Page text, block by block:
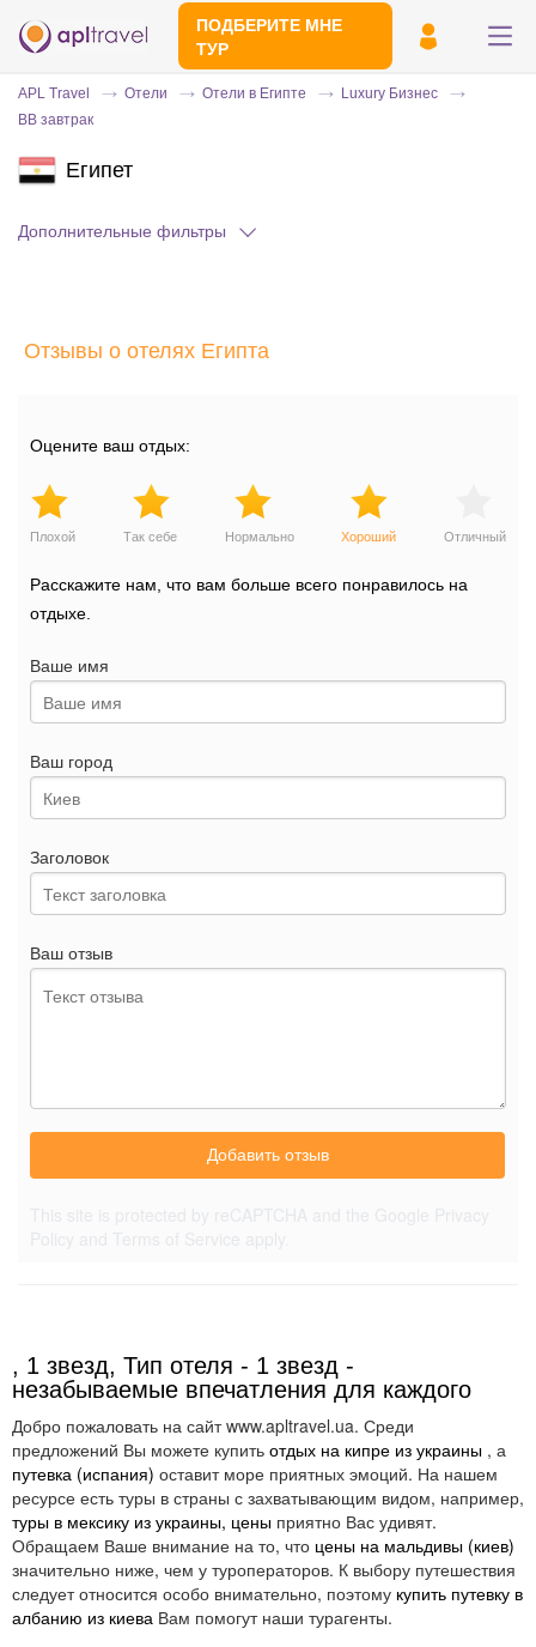
ПОДБЕРИТЕ МНЕ
ТУР
APL Travel Отели Отели в Египте
Luxury Бизнес
BB завтрак
Египет
Дополнительные фильтры
Отзывы о отелях Египта
Оцените ваш отдых:
Плохой Так себе Нормально Хороший Отличный
Расскажите нам, что вам больше всего понравилось на
отдыхе.
Ваше имя
Ваш город
Заголовок
Ваш отзыв
Добавить отзыв
, 1 звезд, Тип отеля - 1 звезд -
незабываемые впечатления для каждого
Добро пожаловать на сайт www.apltravel.ua. Среди
предложений Вы можете купить отдых на кипре из украины , а
путевка (испания) оставит море приятных эмоций. На нашем
ресурсе есть туры в страны с захватывающим видом, например,
туры в мексику из украины, цены приятно Вас удивят.
Обращаем Ваше внимание на то, что цены на мальдивы (киев)
значительно ниже, чем у туроператоров. К выбору путешествия
следует относится особо внимательно, поэтому купить путевку в
албанию из киева Вам помогут наши турагенты.